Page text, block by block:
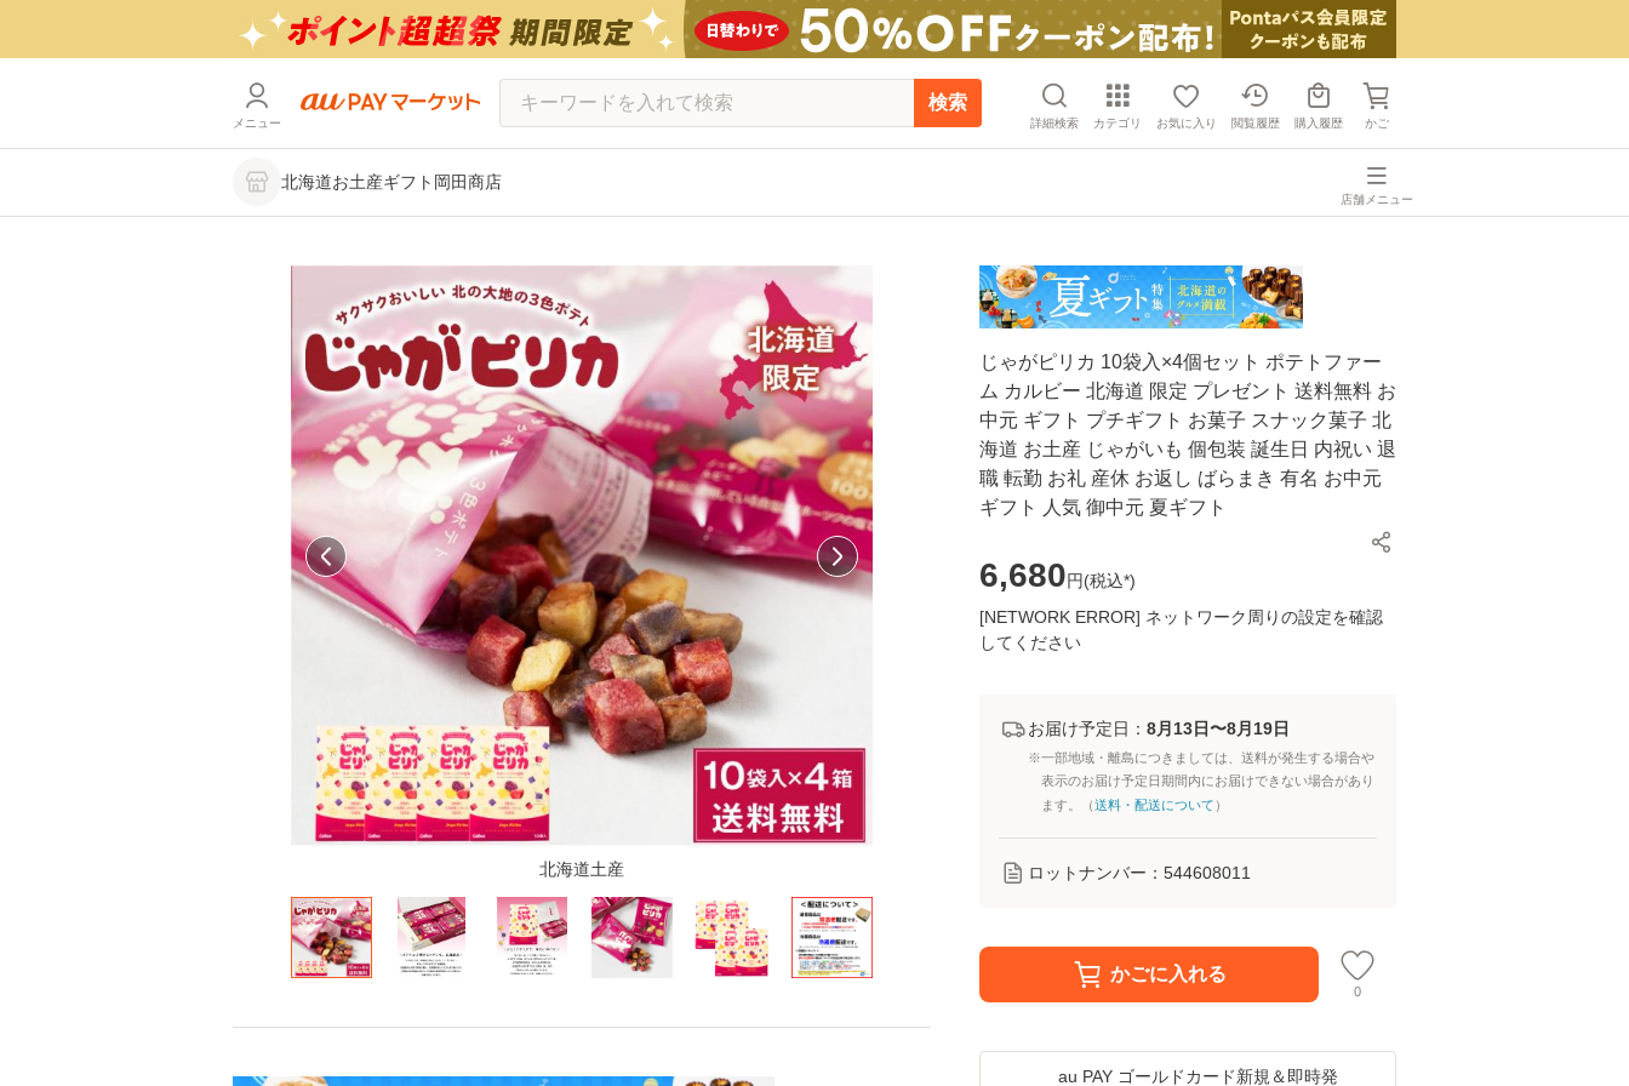
メニュー
検索
詳細検索 カテゴリ お気に入り 閲覧履歴 購入履歴 かご
北海道お土産ギフト岡田商店
店舗メニュー
北海道土産
じゃがピリカ 10袋入×4個セット ポテトファー
ム カルビー 北海道 限定 プレゼント 送料無料 お
中元 ギフト プチギフト お菓子 スナック菓子 北
海道 お土産 じゃがいも 個包装 誕生日 内祝い 退
職 転勤 お礼 産休 お返し ばらまき 有名 お中元
ギフト 人気 御中元 夏ギフト
6,680円(税込*)
[NETWORK ERROR] ネットワーク周りの設定を確認
してください
お届け予定日： 8月13日〜8月19日
※一部地域・離島につきましては、送料が発生する場合や
表示のお届け予定日期間内にお届けできない場合があり
ます。（送料・配送について ）
ロットナンバー： 544608011
かごに入れる
0
au PAY ゴールドカード新規＆即時発